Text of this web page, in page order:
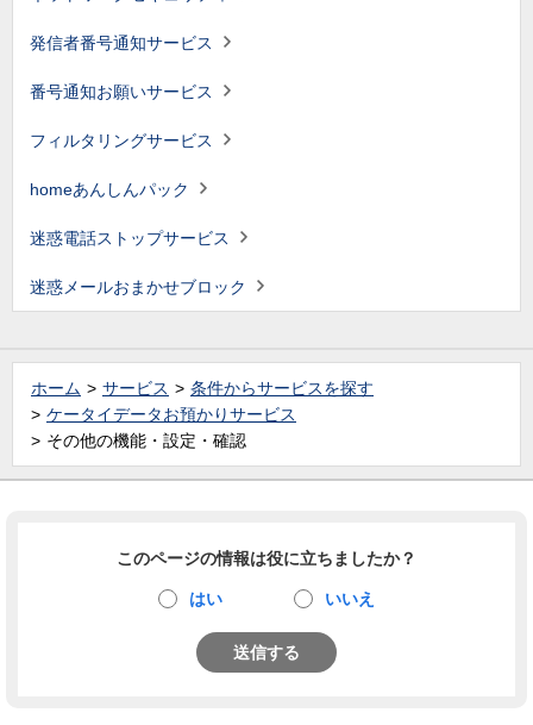
発信者番号通知サービス
番号通知お願いサービス
フィルタリングサービス
homeあんしんパック
迷惑電話ストップサービス
迷惑メールおまかせブロック
ホーム サービス
条件からサービスを探す
ケータイデータお預かりサービス
その他の機能・設定・確認
このページの情報は役に立ちましたか？
はい いいえ
送信する